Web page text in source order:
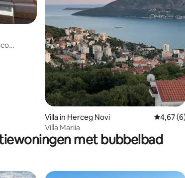
Villa in Herceg Novi
4,67
Villa Mariia
met bubbelbad